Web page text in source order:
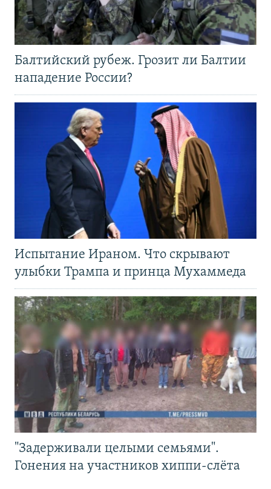
Балтийский рубеж. Грозит ли Балтии
нападение России?
Испытание Ираном. Что скрывают
улыбки Трампа и принца Мухаммеда
"Задерживали целыми семьями".
Гонения на участников хиппи-слёта